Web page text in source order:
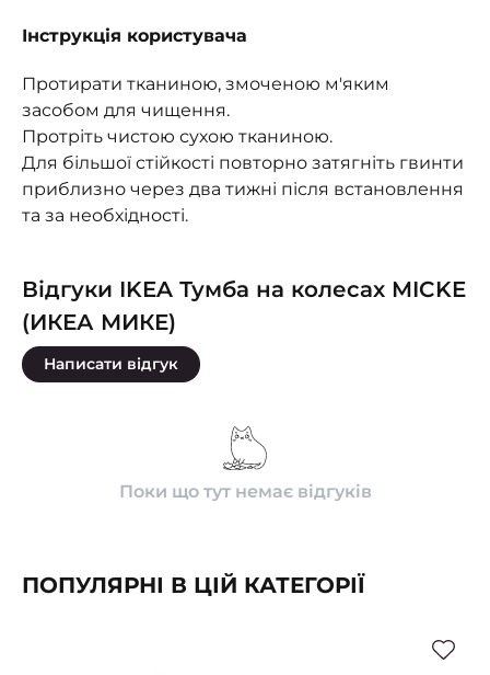
Інструкція користувача
Протирати тканиною, змоченою м'яким
засобом для чищення.
Протріть чистою сухою тканиною.
Для більшої стійкості повторно затягніть гвинти
приблизно через два тижні після встановлення
та за необхідності.
Відгуки IKEA Тумба на колесах MICKE
(ИКЕА МИКЕ)
Написати відгук
Поки що тут немає відгуків
ПОПУЛЯРНІ В ЦІЙ КАТЕГОРІЇ